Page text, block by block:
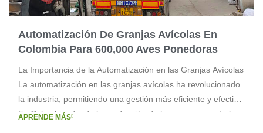
Automatización De Granjas Avícolas En
Colombia Para 600,000 Aves Ponedoras
La Importancia de la Automatización en las Granjas Avícolas
La automatización en las granjas avícolas ha revolucionado
la industria, permitiendo una gestión más eficiente y efectiva.
En Colombia, donde la producción de huevos es una de las
APRENDE MÁS